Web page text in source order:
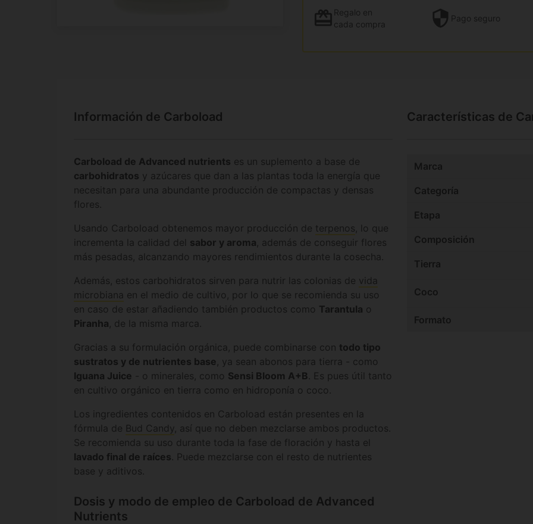
Regalo en
cada compra
Pago seguro
Información de Carboload
Carboload de Advanced nutrients es un suplemento a base de
carbohidratos y azúcares que dan a las plantas toda la energía que
necesitan para una abundante producción de compactas y densas
flores.
Usando Carboload obtenemos mayor producción de terpenos, lo que
incrementa la calidad del sabor y aroma, además de conseguir flores
más pesadas, alcanzando mayores rendimientos durante la cosecha.
Además, estos carbohidratos sirven para nutrir las colonias de vida
microbiana en el medio de cultivo, por lo que se recomienda su uso
en caso de estar añadiendo también productos como Tarantula o
Piranha, de la misma marca.
Gracias a su formulación orgánica, puede combinarse con todo tipo
sustratos y de nutrientes base, ya sean abonos para tierra - como
Iguana Juice - o minerales, como Sensi Bloom A+B. Es pues útil tanto
en cultivo orgánico en tierra como en hidroponía o coco.
Los ingredientes contenidos en Carboload están presentes en la
fórmula de Bud Candy, así que no deben mezclarse ambos productos.
Se recomienda su uso durante toda la fase de floración y hasta el
lavado final de raíces. Puede mezclarse con el resto de nutrientes
base y aditivos.
Dosis y modo de empleo de Carboload de Advanced
Nutrients
Características de
Marca
Categoría
Etapa
Composición
Tierra
Coco
Formato